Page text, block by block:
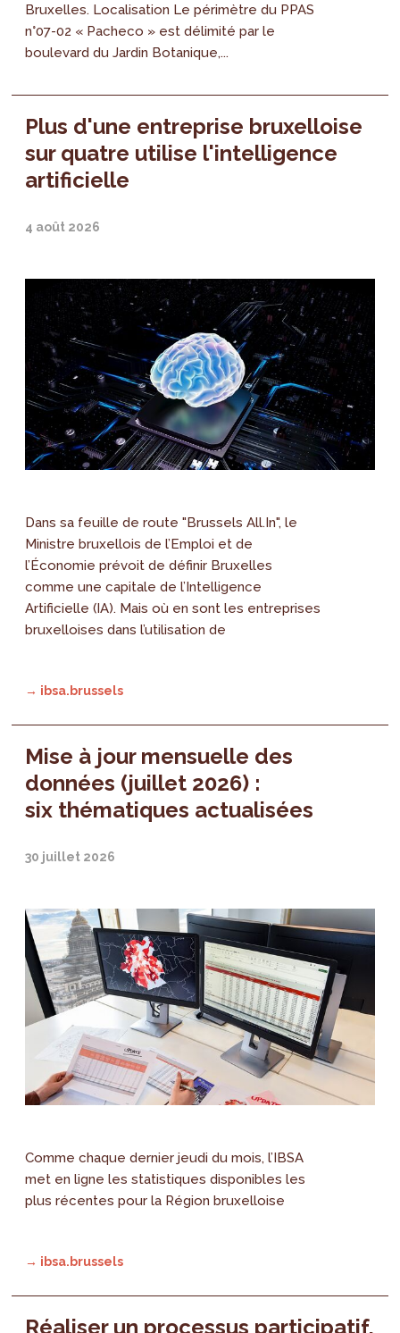
Bruxelles. Localisation Le périmètre du PPAS
n°07-02 « Pacheco » est délimité par le
boulevard du Jardin Botanique,...
Plus d'une entreprise bruxelloise
sur quatre utilise l'intelligence
artificielle
4 août 2026
Dans sa feuille de route "Brussels All.In", le
Ministre bruxellois de l’Emploi et de
l’Économie prévoit de définir Bruxelles
comme une capitale de l’Intelligence
Artificielle (IA). Mais où en sont les entreprises
bruxelloises dans l’utilisation de
→ ibsa.brussels
Mise à jour mensuelle des
données (juillet 2026) :
six thématiques actualisées
30 juillet 2026
Comme chaque dernier jeudi du mois, l’IBSA
met en ligne les statistiques disponibles les
plus récentes pour la Région bruxelloise
→ ibsa.brussels
Réaliser un processus participatif,